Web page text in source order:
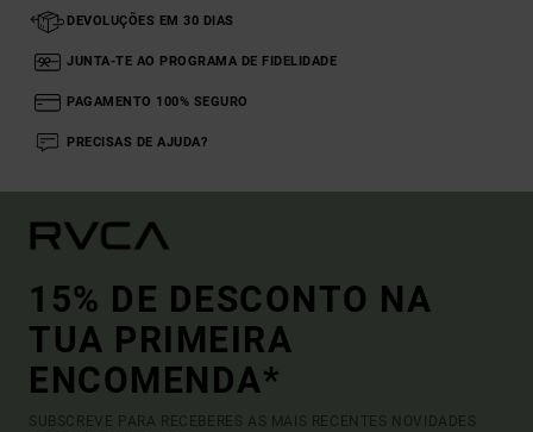
DEVOLUÇÕES EM 30 DIAS
JUNTA-TE AO PROGRAMA DE FIDELIDADE
PAGAMENTO 100% SEGURO
PRECISAS DE AJUDA?
15% DE DESCONTO NA
TUA PRIMEIRA
ENCOMENDA*
SUBSCREVE PARA RECEBERES AS MAIS RECENTES NOVIDADES